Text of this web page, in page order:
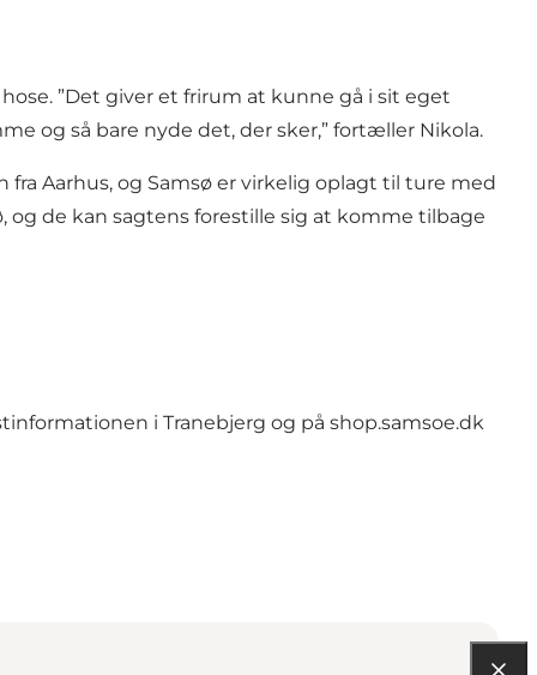
”Det giver et frirum at kunne gå i sit eget
og så bare nyde det, der sker,” fortæller Nikola.
Aarhus, og Samsø er virkelig oplagt til ture med
og de kan sagtens forestille sig at komme tilbage
i Tranebjerg og på shop.samsoe.dk